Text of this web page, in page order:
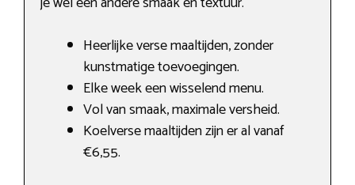
Heerlijke verse maaltijden, zonder
kunstmatige toevoegingen.
Elke week een wisselend menu.
Vol van smaak, maximale versheid.
Koelverse maaltijden zijn er al vanaf
€6,55.